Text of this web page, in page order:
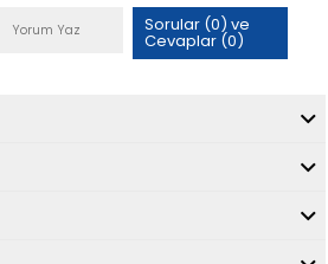
Yorum Yaz Sorular (0) ve
Cevaplar (0)